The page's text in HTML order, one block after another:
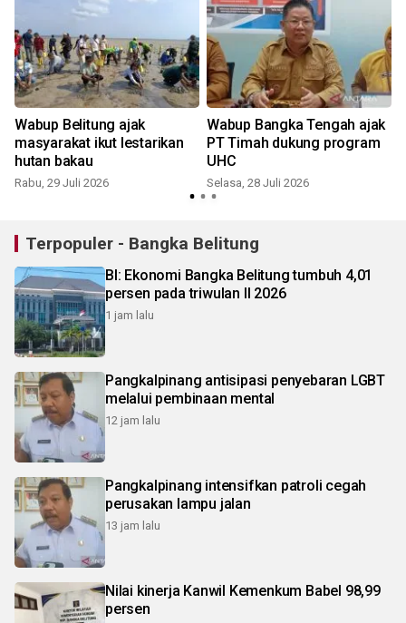
Wabup Belitung ajak
masyarakat ikut lestarikan
hutan bakau
Rabu, 29 Juli 2026
Wabup Bangka Tengah ajak
PT Timah dukung program
UHC
Selasa, 28 Juli 2026
Terpopuler - Bangka Belitung
BI: Ekonomi Bangka Belitung tumbuh 4,01
persen pada triwulan II 2026
1 jam lalu
Pangkalpinang antisipasi penyebaran LGBT
melalui pembinaan mental
12 jam lalu
Pangkalpinang intensifkan patroli cegah
perusakan lampu jalan
13 jam lalu
Nilai kinerja Kanwil Kemenkum Babel 98,99
persen